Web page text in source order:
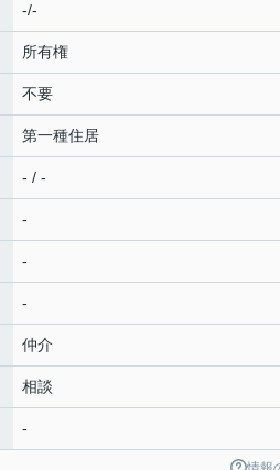
-/-
所有権
不要
第一種住居
- / -
-
-
-
仲介
相談
-